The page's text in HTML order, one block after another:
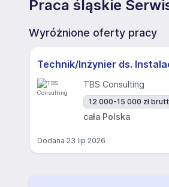
Praca śląskie
Wyróżnione oferty pracy
Technik/Inżynier ds.
TBS Consulting
12 000-15 000 zł
cała Polska
Dodana 23 lip 2026